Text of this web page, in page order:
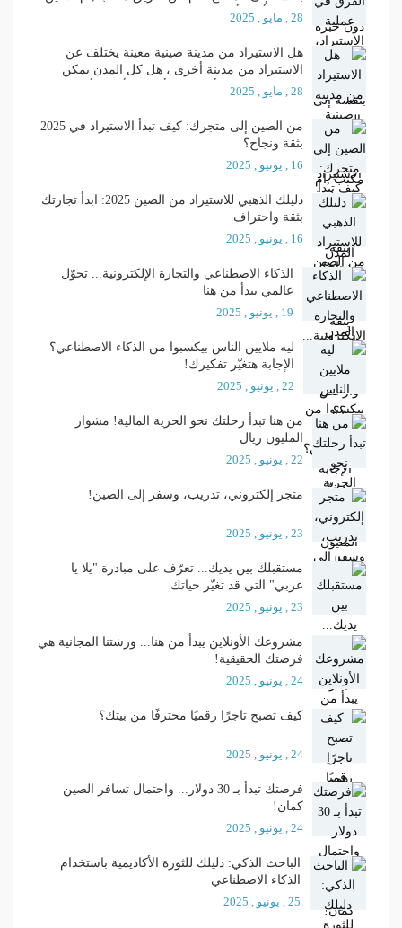
معا ؟ وأيهما أفضل ؟
28 , مايو , 2025
هل الاستيراد من مدينة صينية معينة يختلف عن
الاستيراد من مدينة أخرى ، هل كل المدن يمكن
الاستيراد منها ، وأي المدن أفضل وأجود وأرخص ؟؟
28 , مايو , 2025
من الصين إلى متجرك: كيف تبدأ الاستيراد في 2025
بثقة ونجاح؟
16 , يونيو , 2025
دليلك الذهبي للاستيراد من الصين 2025: ابدأ تجارتك
بثقة واحتراف
16 , يونيو , 2025
الذكاء الاصطناعي والتجارة الإلكترونية... تحوّل
عالمي يبدأ من هنا
19 , يونيو , 2025
ليه ملايين الناس بيكسبوا من الذكاء الاصطناعي؟
الإجابة هتغيّر تفكيرك!
22 , يونيو , 2025
من هنا تبدأ رحلتك نحو الحرية المالية! مشوار
المليون ريال
22 , يونيو , 2025
متجر إلكتروني، تدريب، وسفر إلى الصين!
23 , يونيو , 2025
مستقبلك بين يديك... تعرّف على مبادرة "يلا يا
عربي" التي قد تغيّر حياتك
23 , يونيو , 2025
مشروعك الأونلاين يبدأ من هنا... ورشتنا المجانية هي
فرصتك الحقيقية!
24 , يونيو , 2025
كيف تصبح تاجرًا رقميًا محترفًا من بيتك؟
24 , يونيو , 2025
فرصتك تبدأ بـ 30 دولار... واحتمال تسافر الصين
كمان!
24 , يونيو , 2025
الباحث الذكي: دليلك للثورة الأكاديمية باستخدام
الذكاء الاصطناعي
25 , يونيو , 2025